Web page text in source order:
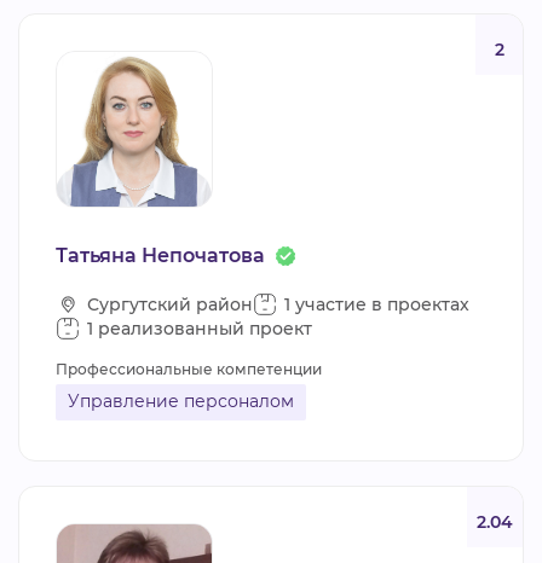
2
Татьяна Непочатова
Сургутский район
1 участие в проектах
1 реализованный проект
Профессиональные компетенции
Управление персоналом
2.04